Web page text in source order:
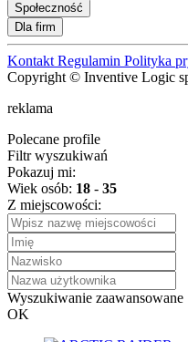
Społeczność
Dla firm
Kontakt Regulamin Polityka
Copyright © Inventive Logic
reklama
Polecane profile
Filtr wyszukiwań
Pokazuj mi:
Wiek osób: 18 - 35
Z miejscowości:
Wyszukiwanie zaawansowane
OK